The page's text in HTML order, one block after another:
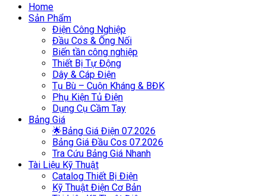
Home
Sản Phẩm
Điện Công Nghiệp
Đầu Cos & Ống Nối
Biến tần công nghiệp
Thiết Bị Tự Động
Dây & Cáp Điện
Tụ Bù – Cuộn Kháng & BĐK
Phụ Kiện Tủ Điện
Dụng Cụ Cầm Tay
Bảng Giá
🌟Bảng Giá Điện 07.2026
Bảng Giá Đầu Cos 07.2026
Tra Cứu Bảng Giá Nhanh
Tài Liệu Kỹ Thuật
Catalog Thiết Bị Điện
Kỹ Thuật Điện Cơ Bản